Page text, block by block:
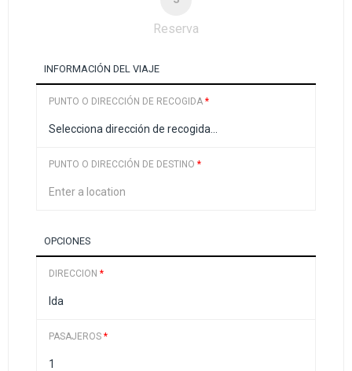
Reserva
INFORMACIÓN DEL VIAJE
PUNTO O DIRECCIÓN DE RECOGIDA *
PUNTO O DIRECCIÓN DE DESTINO *
OPCIONES
DIRECCION *
PASAJEROS *